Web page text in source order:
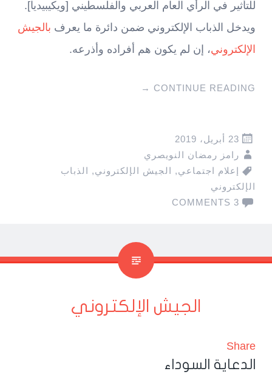
للتأثير في الرأي العام العربي والفلسطيني [ويكيبيديا].
ويدخل الذباب الإلكتروني ضمن دائرة ما يعرف بالجيش
الإلكتروني، إن لم يكون هم أفراده وأذرعه.
CONTINUE READING
→
23 أبريل، 2019
رامز رمضان النويصري
إعلام اجتماعي, الجيش الإلكتروني, الذباب
الإلكتروني
3 COMMENTS
الجيش الإلكتروني
Share
الدعاية السوداء